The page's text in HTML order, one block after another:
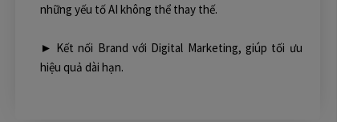
những yếu tố AI không thể thay thế.
► Kết nối Brand với Digital Marketing, giúp tối ưu
hiệu quả dài hạn.